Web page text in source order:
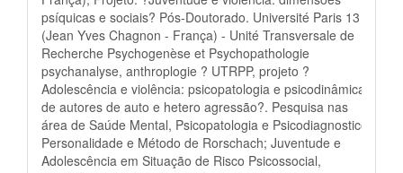
psíquicas e sociais? Pós-Doutorado. Université Paris 13
(Jean Yves Chagnon - França) - Unité Transversale de
Recherche Psychogenèse et Psychopathologie
psychanalyse, anthroplogie ? UTRPP, projeto ?
Adolescência e violência: psicopatologia e psicodinâmica
de autores de auto e hetero agressão?. Pesquisa nas
área de Saúde Mental, Psicopatologia e Psicodiagnostico;
Personalidade e Método de Rorschach; Juventude e
Adolescência em Situação de Risco Psicossocial,